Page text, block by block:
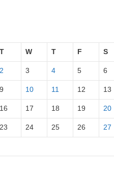
T W T F S
2 3 4 5 6
9 10 11 12 13
16 17 18 19 20
23 24 25 26 27